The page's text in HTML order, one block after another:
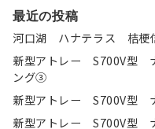
最近の投稿
河口湖 ハナテラス 桔梗
新型アトレー S700V型
ング③
新型アトレー S700V型
新型アトレー S700V型